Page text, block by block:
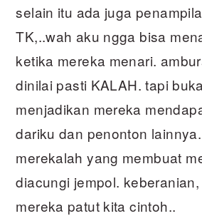
selain itu ada juga
TK,..wah aku ngga bisa
ketika mereka menari.
dinilai pasti KALAH. tapi
menjadikan mereka
dariku dan penonton
merekalah yang membuat
diacungi jempol.
mereka patut kita cintoh..